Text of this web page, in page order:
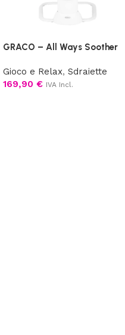
GRACO – All Ways Soother
Gioco e Relax, Sdraiette
169,90 € IVA Incl.